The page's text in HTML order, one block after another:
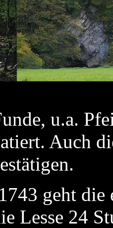
u.a.
Auch
geht
Lesse 24